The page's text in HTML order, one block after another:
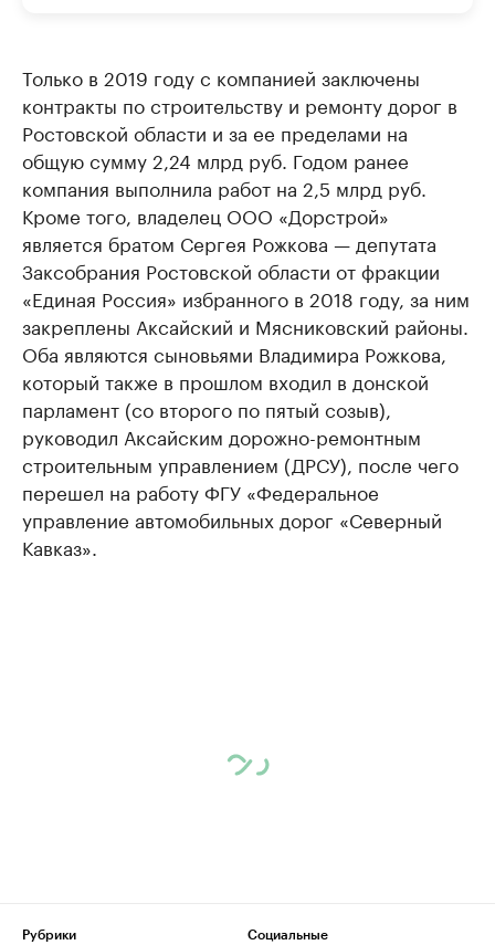
Только в 2019 году с компанией заключены
контракты по строительству и ремонту дорог в
Ростовской области и за ее пределами на
общую сумму 2,24 млрд руб. Годом ранее
компания выполнила работ на 2,5 млрд руб.
Кроме того, владелец ООО «Дорстрой»
является братом Сергея Рожкова — депутата
Заксобрания Ростовской области от фракции
«Единая Россия» избранного в 2018 году, за ним
закреплены Аксайский и Мясниковский районы.
Оба являются сыновьями Владимира Рожкова,
который также в прошлом входил в донской
парламент (со второго по пятый созыв),
руководил Аксайским дорожно-ремонтным
строительным управлением (ДРСУ), после чего
перешел на работу ФГУ «Федеральное
управление автомобильных дорог «Северный
Кавказ».
Рубрики
Социальные